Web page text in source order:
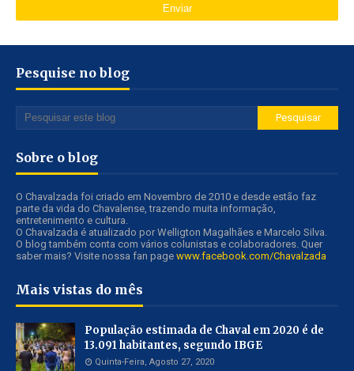
Pesquise no blog
Sobre o blog
O Chavalzada foi criado em Novembro de 2010 e desde estão faz
parte da vida do Chavalense, trazendo muita informação,
entretenimento e cultura.
O Chavalzada é atualizado por Welligton Magalhães e Marcelo Silva.
O blog também conta com vários colunistas e colaboradores. Quer
saber mais? Visite nossa fan page www.facebook.com/Chavalzada
Mais vistas do mês
População estimada de Chaval em 2020 é de
13.091 habitantes, segundo IBGE
Quinta-Feira, Agosto 27, 2020